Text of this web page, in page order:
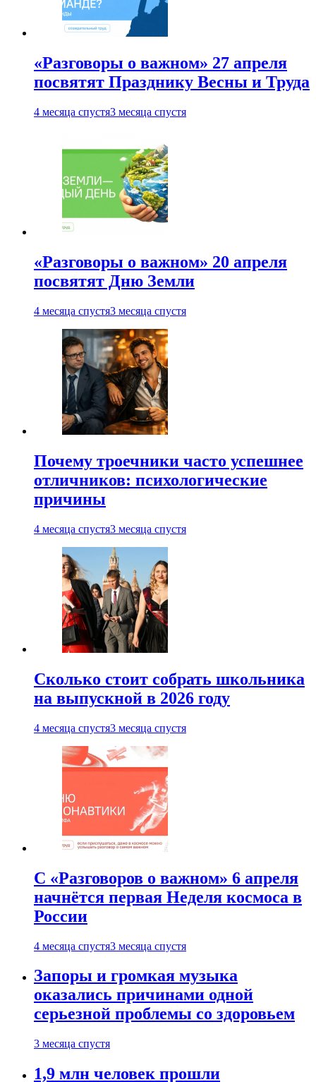
«Разговоры о важном» 27 апреля
посвятят Празднику Весны и Труда
4 месяца спустя3 месяца спустя
«Разговоры о важном» 20 апреля
посвятят Дню Земли
4 месяца спустя3 месяца спустя
Почему троечники часто успешнее
отличников: психологические
причины
4 месяца спустя3 месяца спустя
Сколько стоит собрать школьника
на выпускной в 2026 году
4 месяца спустя3 месяца спустя
С «Разговоров о важном» 6 апреля
начнётся первая Неделя космоса в
России
4 месяца спустя3 месяца спустя
Запоры и громкая музыка
оказались причинами одной
серьезной проблемы со здоровьем
3 месяца спустя
1,9 млн человек прошли